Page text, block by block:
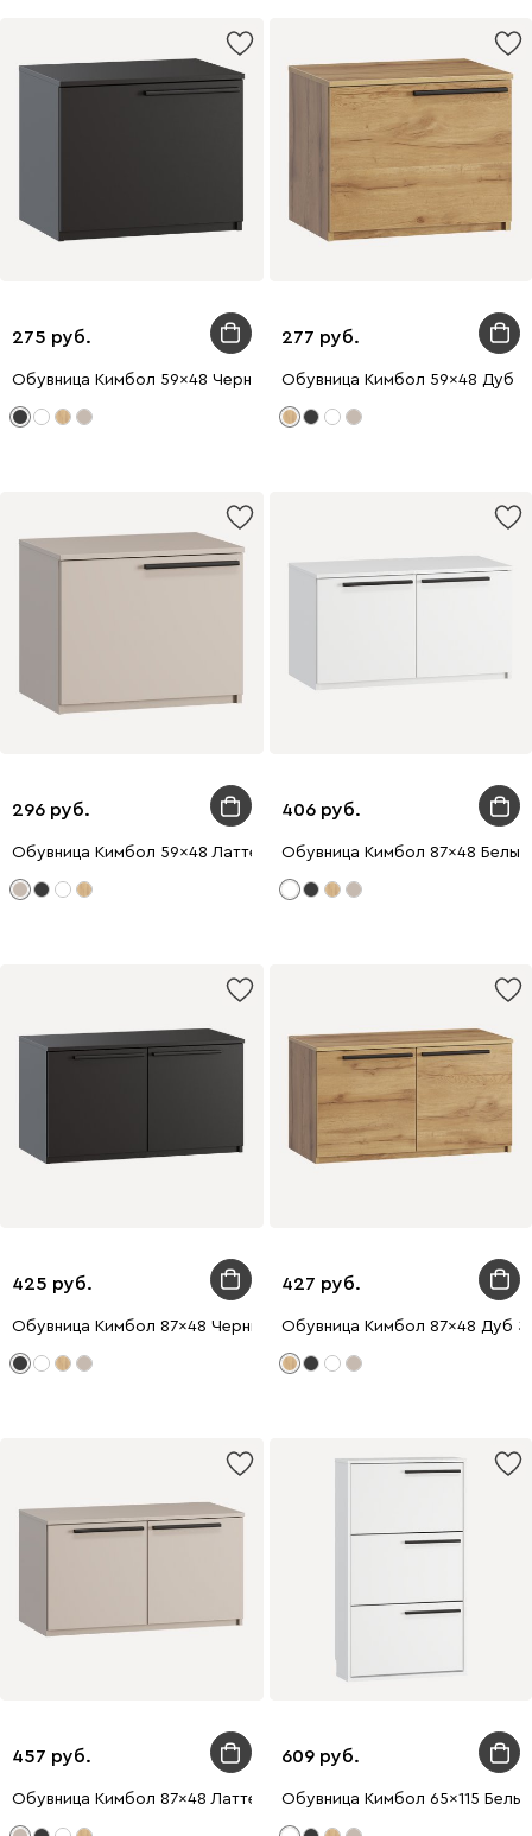
275
Обувница Кимбол 59x48 Черный
277
Обувница Кимбол 59x48 Дуб
296
Обувница Кимбол 59x48 Латте
406
Обувница Кимбол 87x48 Белый
425
Обувница Кимбол 87x48 Черный
427
Обувница Кимбол 87x48 Дуб
457
Обувница Кимбол 87x48 Латте
609
Обувница Кимбол 65x115 Белый